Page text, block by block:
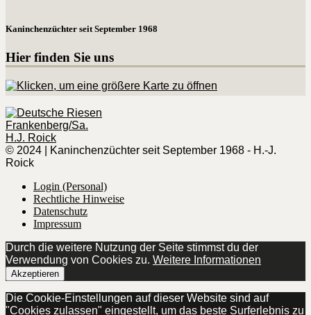
Kaninchenzüchter seit September 1968
Hier finden Sie uns
© 2024 | Kaninchenzüchter seit September 1968 - H.-J.
Roick
Login (Personal)
Rechtliche Hinweise
Datenschutz
Impressum
Durch die weitere Nutzung der Seite stimmst du der
Verwendung von Cookies zu. Weitere Informationen
Akzeptieren
Die Cookie-Einstellungen auf dieser Website sind auf
"Cookies zulassen" eingestellt, um das beste Surferlebnis zu